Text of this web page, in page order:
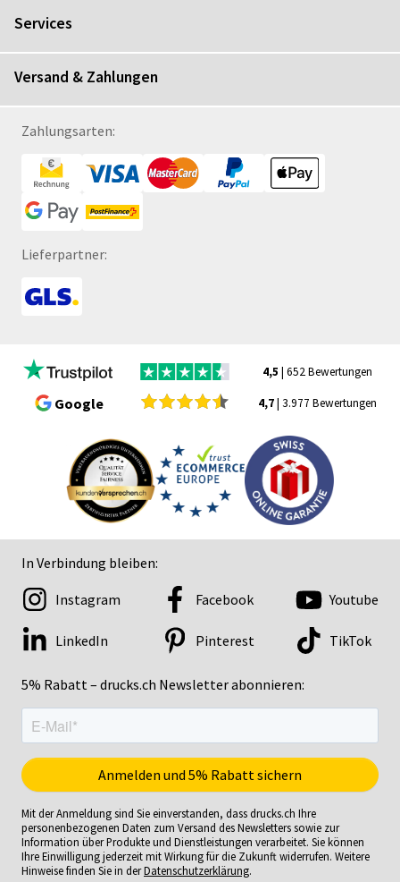
Services
Versand & Zahlungen
Zahlungsarten:
Lieferpartner:
4,5 | 652 Bewertungen
Google 4,7| 3.977 Bewertungen
In Verbindung bleiben:
5% Rabatt – drucks.ch Newsletter abonnieren:
Instagram Facebook Youtube
LinkedIn Pinterest TikTok
Mit der Anmeldung sind Sie einverstanden, dass drucks.ch Ihre
personenbezogenen Daten zum Versand des Newsletters sowie zur
Information über Produkte und Dienstleistungen verarbeitet. Sie können
Ihre Einwilligung jederzeit mit Wirkung für die Zukunft widerrufen. Weitere
Hinweise finden Sie in derDatenschutzerklärung.